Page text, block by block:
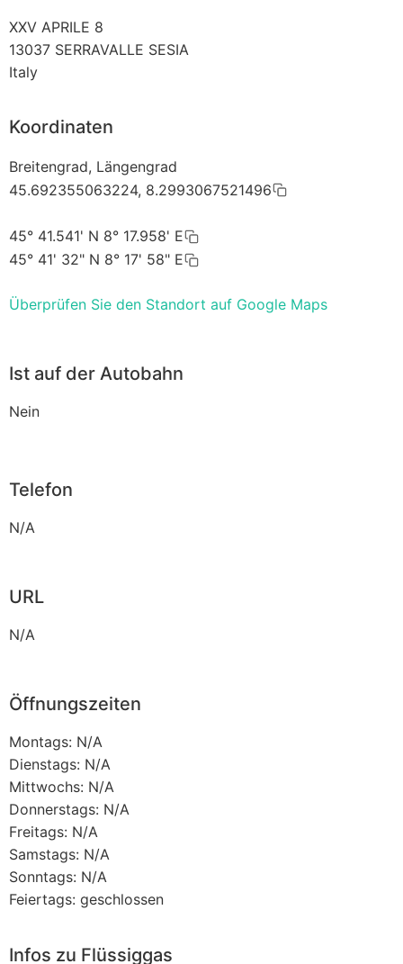
XXV APRILE 8
13037 SERRAVALLE SESIA
Italy
Koordinaten
Breitengrad, Längengrad
45.692355063224, 8.2993067521496
45° 41.541' N 8° 17.958' E
45° 41' 32" N 8° 17' 58" E
Überprüfen Sie den Standort auf Google Maps
Ist auf der Autobahn
Nein
Telefon
N/A
URL
N/A
Öffnungszeiten
Montags: N/A
Dienstags: N/A
Mittwochs: N/A
Donnerstags: N/A
Freitags: N/A
Samstags: N/A
Sonntags: N/A
Feiertags: geschlossen
Infos zu Flüssiggas